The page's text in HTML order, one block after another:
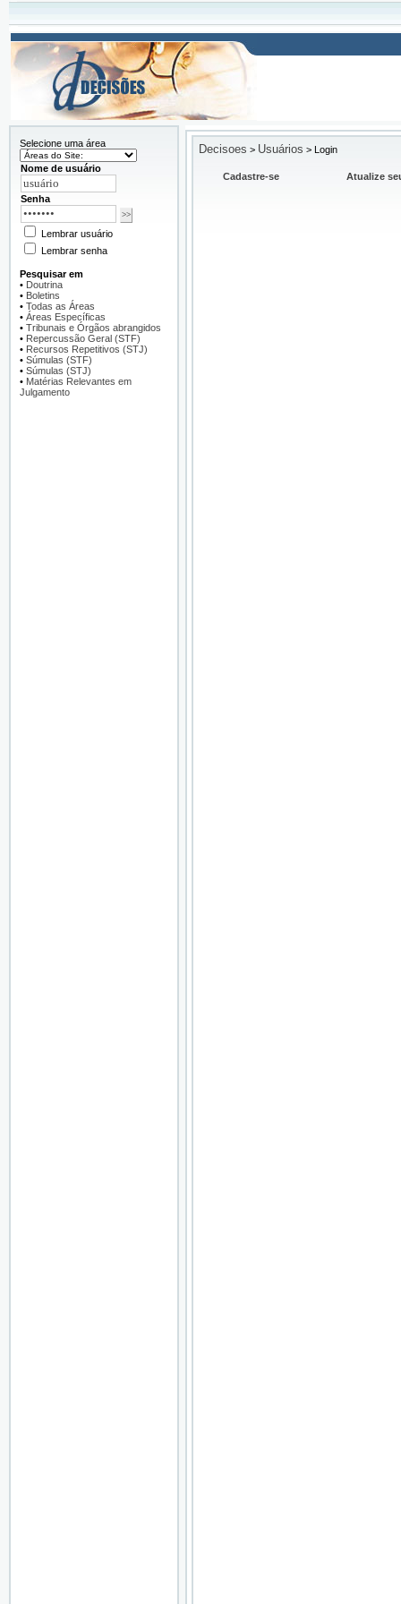
Selecione uma área
Nome de usuário
Senha
Lembrar usuário
Lembrar senha
Pesquisar em
• Doutrina
• Boletins
• Todas as Áreas
• Áreas Específicas
• Tribunais e Órgãos abrangidos
• Repercussão Geral (STF)
• Recursos Repetitivos (STJ)
• Súmulas (STF)
• Súmulas (STJ)
• Matérias Relevantes em
Julgamento
Decisoes > Usuários > Login
Cadastre-se Atualize